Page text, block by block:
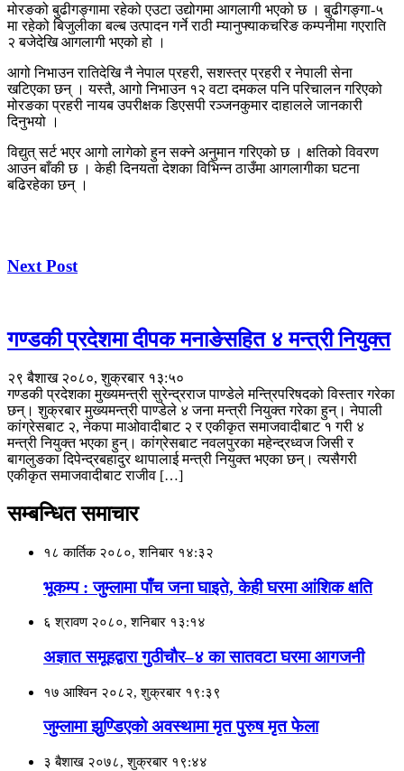
मोरङको बुढीगङ्गामा रहेको एउटा उद्योगमा आगलागी भएको छ । बुढीगङ्गा-५
मा रहेको बिजुलीका बल्ब उत्पादन गर्ने राठी म्यानुफ्याकचरिङ कम्पनीमा गएराति
२ बजेदेखि आगलागी भएको हो ।
आगो निभाउन रातिदेखि नै नेपाल प्रहरी, सशस्त्र प्रहरी र नेपाली सेना
खटिएका छन् । यस्तै, आगो निभाउन १२ वटा दमकल पनि परिचालन गरिएको
मोरङका प्रहरी नायब उपरीक्षक डिएसपी रञ्जनकुमार दाहालले जानकारी
दिनुभयो ।
विद्युत् सर्ट भएर आगो लागेको हुन सक्ने अनुमान गरिएको छ । क्षतिको विवरण
आउन बाँकी छ । केही दिनयता देशका विभिन्न ठाउँमा आगलागीका घटना
बढिरहेका छन् ।
Next Post
गण्डकी प्रदेशमा दीपक मनाङेसहित ४ मन्त्री नियुक्त
२९ बैशाख २०८०, शुक्रबार १३:५०
गण्डकी प्रदेशका मुख्यमन्त्री सुरेन्द्रराज पाण्डेले मन्त्रिपरिषदको विस्तार गरेका
छन्। शुक्रबार मुख्यमन्त्री पाण्डेले ४ जना मन्त्री नियुक्त गरेका हुन्। नेपाली
कांग्रेसबाट २, नेकपा माओवादीबाट २ र एकीकृत समाजवादीबाट १ गरी ४
मन्त्री नियुक्त भएका हुन्। कांग्रेसबाट नवलपुरका महेन्द्रध्वज जिसी र
बागलुङका दिपेन्द्रबहादुर थापालाई मन्त्री नियुक्त भएका छन्। त्यसैगरी
एकीकृत समाजवादीबाट राजीव […]
सम्बन्धित समाचार
१८ कार्तिक २०८०, शनिबार १४:३२
भूकम्प : जुम्लामा पाँच जना घाइते, केही घरमा आंशिक क्षति
६ श्रावण २०८०, शनिबार १३:१४
अज्ञात समूहद्वारा गुठीचाैर–४ का सातवटा घरमा आगजनी
१७ आश्विन २०८२, शुक्रबार १९:३९
जुम्लामा झुण्डिएको अवस्थामा मृत पुरुष मृत फेला
३ बैशाख २०७८, शुक्रबार १९:४४